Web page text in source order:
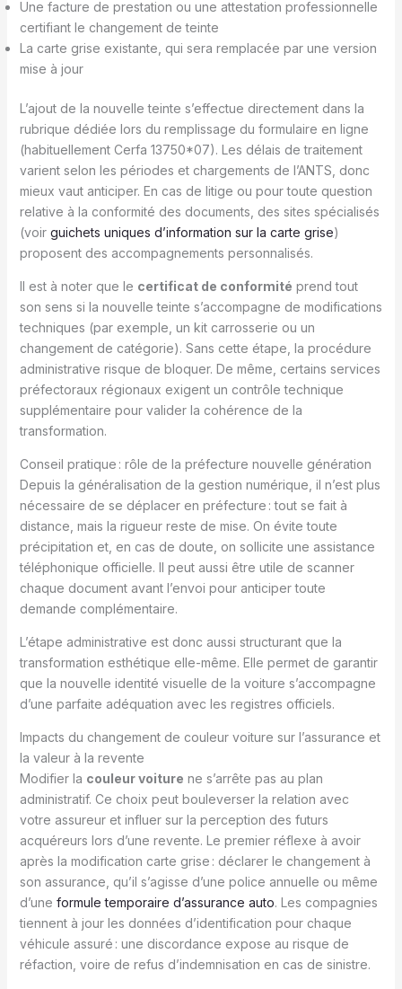
Une facture de prestation ou une attestation professionnelle
certifiant le changement de teinte
La carte grise existante, qui sera remplacée par une version
mise à jour
L’ajout de la nouvelle teinte s’effectue directement dans la
rubrique dédiée lors du remplissage du formulaire en ligne
(habituellement Cerfa 13750*07). Les délais de traitement
varient selon les périodes et chargements de l’ANTS, donc
mieux vaut anticiper. En cas de litige ou pour toute question
relative à la conformité des documents, des sites spécialisés
(voir guichets uniques d’information sur la carte grise)
proposent des accompagnements personnalisés.
Il est à noter que le certificat de conformité prend tout
son sens si la nouvelle teinte s’accompagne de modifications
techniques (par exemple, un kit carrosserie ou un
changement de catégorie). Sans cette étape, la procédure
administrative risque de bloquer. De même, certains services
préfectoraux régionaux exigent un contrôle technique
supplémentaire pour valider la cohérence de la
transformation.
Conseil pratique : rôle de la préfecture nouvelle génération
Depuis la généralisation de la gestion numérique, il n’est plus
nécessaire de se déplacer en préfecture : tout se fait à
distance, mais la rigueur reste de mise. On évite toute
précipitation et, en cas de doute, on sollicite une assistance
téléphonique officielle. Il peut aussi être utile de scanner
chaque document avant l’envoi pour anticiper toute
demande complémentaire.
L’étape administrative est donc aussi structurant que la
transformation esthétique elle-même. Elle permet de garantir
que la nouvelle identité visuelle de la voiture s’accompagne
d’une parfaite adéquation avec les registres officiels.
Impacts du changement de couleur voiture sur l’assurance et
la valeur à la revente
Modifier la couleur voiture ne s’arrête pas au plan
administratif. Ce choix peut bouleverser la relation avec
votre assureur et influer sur la perception des futurs
acquéreurs lors d’une revente. Le premier réflexe à avoir
après la modification carte grise : déclarer le changement à
son assurance, qu’il s’agisse d’une police annuelle ou même
d’une formule temporaire d’assurance auto. Les compagnies
tiennent à jour les données d’identification pour chaque
véhicule assuré : une discordance expose au risque de
réfaction, voire de refus d’indemnisation en cas de sinistre.